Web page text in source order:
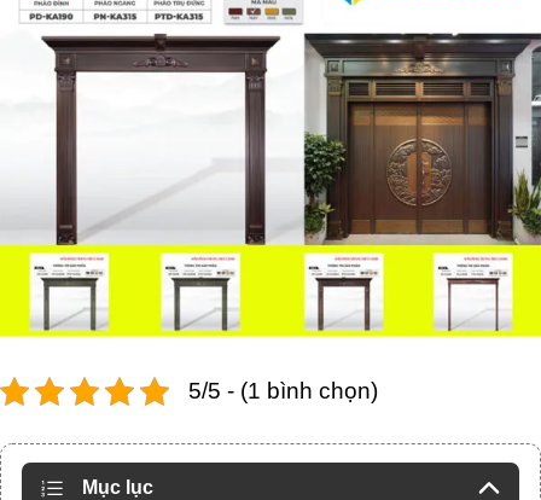
5/5 - (1 bình chọn)
Mục lục